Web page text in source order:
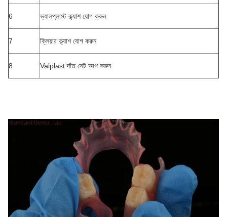
6 ভ্যালপ্লাস্ট ক্ল্যাশ যোগ করুন
7 ক্লিয়ার ক্ল্যাশ যোগ করুন
8 Valplast দাঁত সেট আপ করুন